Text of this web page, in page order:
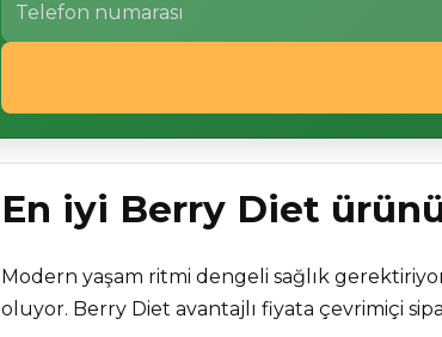
En iyi Berry Diet
Modern yaşam ritmi dengeli sağlık
oluyor. Berry Diet avantajlı fiyata çevrimiçi